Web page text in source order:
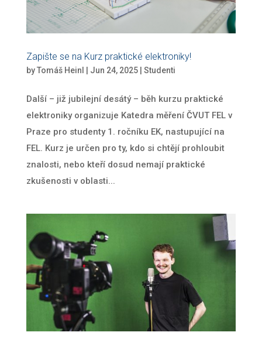
Zapište se na Kurz praktické elektroniky!
byTomáš Heinl | Jun 24, 2025| Studenti
Další – již jubilejní desátý – běh kurzu praktické
elektroniky organizuje Katedra měření ČVUT FEL v
Praze pro studenty 1. ročníku EK, nastupující na
FEL. Kurz je určen pro ty, kdo si chtějí prohloubit
znalosti, nebo kteří dosud nemají praktické
zkušenosti v oblasti...